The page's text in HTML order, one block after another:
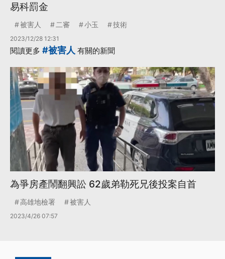
易科罰金
被害人 二審 小玉 技術
2023/12/28 12:31
閱讀更多 #被害人 有關的新聞
為爭房產鬧翻興訟 62歲弟勒死兄後投案自首
高雄地檢署 被害人
2023/4/26 07:57